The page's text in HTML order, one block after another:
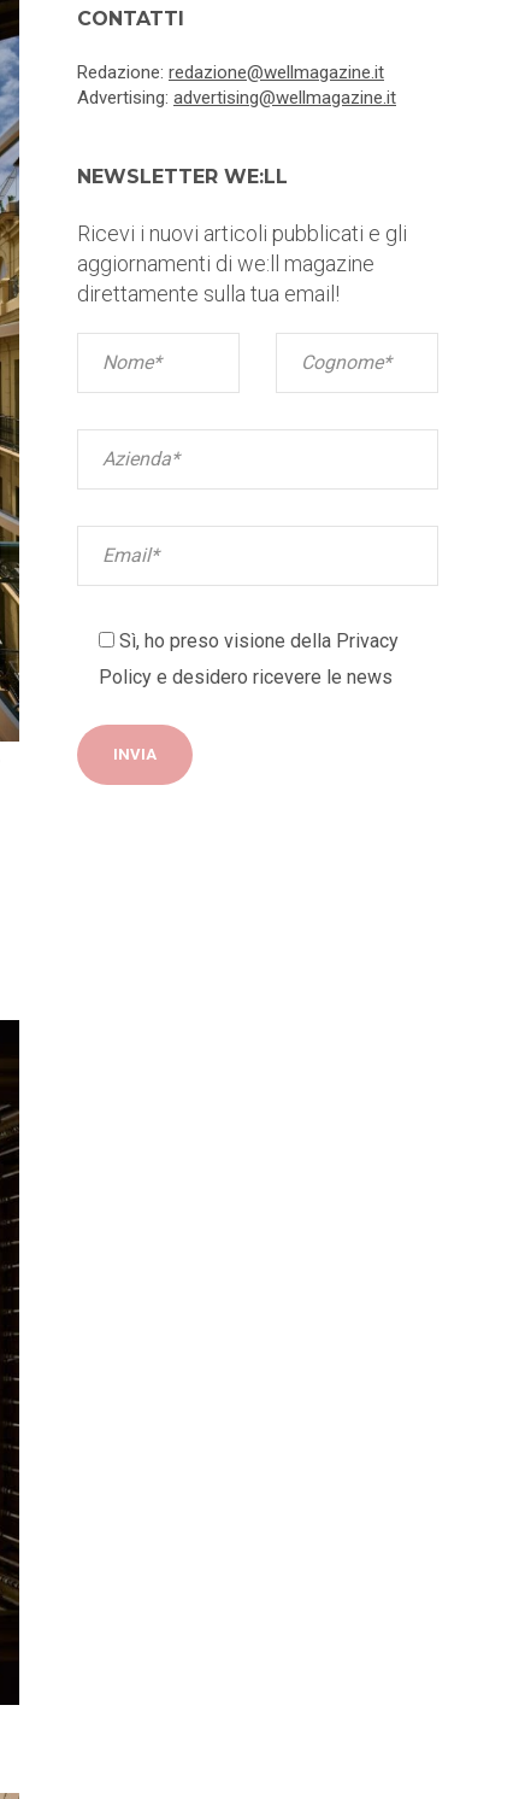
CONTATTI
Redazione: redazione@wellmagazine.it
Advertising: advertising@wellmagazine.it
NEWSLETTER WE:LL
Ricevi i nuovi articoli pubblicati e gli
aggiornamenti di we:ll magazine
direttamente sulla tua email!
Sì, ho preso visione della Privacy
Policy e desidero ricevere le news